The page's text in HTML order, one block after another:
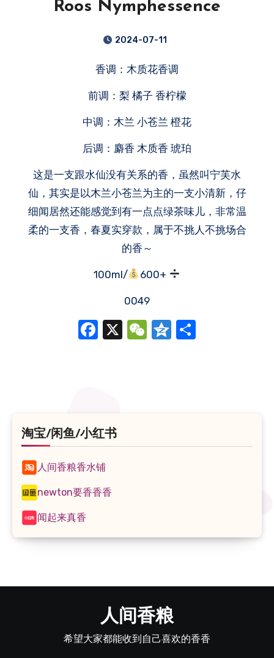
Roos Nymphessence
2024-07-11
香调：木质花香调
前调：梨 橘子 香柠檬
中调：木兰 小苍兰 橙花
后调：麝香 木质香 琥珀
这是一支跟水仙没有关系的香，虽然叫宁芙水
仙，其实是以木兰小苍兰为主的一支小清新，仔
细闻居然还能感觉到有一点点绿茶味儿，非常温
柔的一支香，春夏实穿款，属于不挑人不挑场合
的香～
100ml/ 600+
0049
Facebook
X WeChat
Qzone
淘宝/闲鱼/小红书
人间香粮香水铺
newton要香香香
闻起来真香
人间香粮
希望大家都能收到自己喜欢的香香